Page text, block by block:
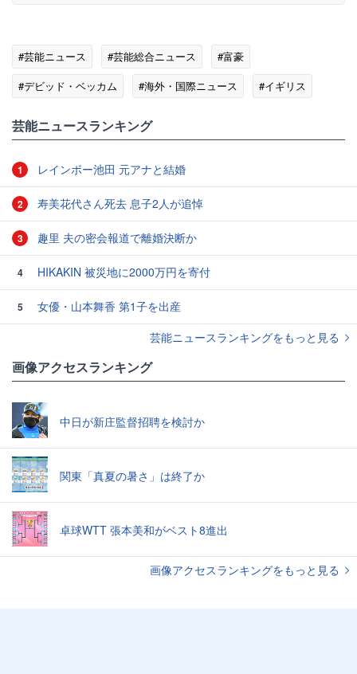
#芸能ニュース #芸能総合ニュース
#富豪
#デビッド・ベッカム
#海外・国際ニュース #イギリス
芸能ニュースランキング
1 レインボー池田 元アナと結婚
2 寿美花代さん死去 息子2人が追悼
3 趣里 夫の密会報道で離婚決断か
4 HIKAKIN 被災地に2000万円を寄付
5
女優・山本舞香 第1子を出産
芸能ニュースランキングをもっと見る
画像アクセスランキング
中日が新庄監督招聘を検討か
関東「真夏の暑さ」は終了か
卓球WTT 張本美和がベスト8進出
画像アクセスランキングをもっと見る